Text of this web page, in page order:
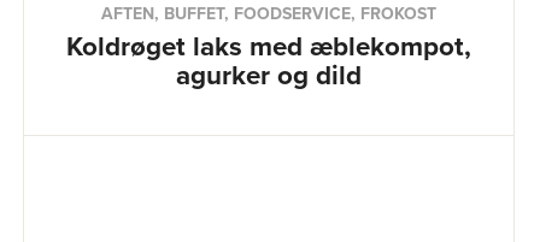
AFTEN, BUFFET, FOODSERVICE, FROKOST
Koldrøget laks med æblekompot,
agurker og dild